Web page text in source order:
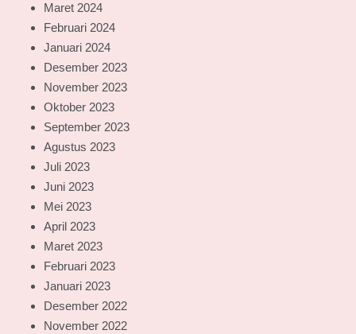
Maret 2024
Februari 2024
Januari 2024
Desember 2023
November 2023
Oktober 2023
September 2023
Agustus 2023
Juli 2023
Juni 2023
Mei 2023
April 2023
Maret 2023
Februari 2023
Januari 2023
Desember 2022
November 2022